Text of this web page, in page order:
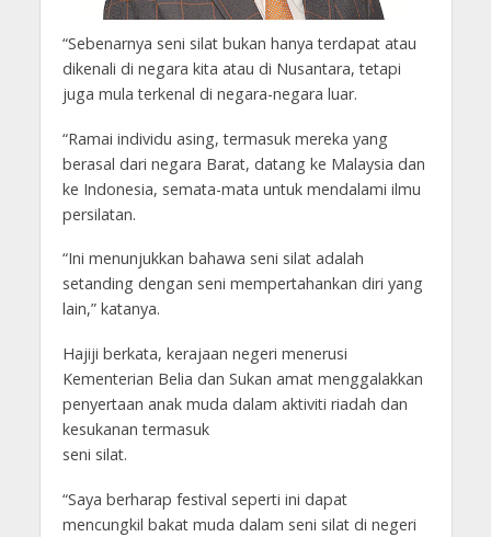
“Sebenarnya seni silat bukan hanya terdapat atau
dikenali di negara kita atau di Nusantara, tetapi
juga mula terkenal di negara-negara luar.
“Ramai individu asing, termasuk mereka yang
berasal dari negara Barat, datang ke Malaysia dan
ke Indonesia, semata-mata untuk mendalami ilmu
persilatan.
“Ini menunjukkan bahawa seni silat adalah
setanding dengan seni mempertahankan diri yang
lain,” katanya.
Hajiji berkata, kerajaan negeri menerusi
Kementerian Belia dan Sukan amat menggalakkan
penyertaan anak muda dalam aktiviti riadah dan
kesukanan termasuk
seni silat.
“Saya berharap festival seperti ini dapat
mencungkil bakat muda dalam seni silat di negeri